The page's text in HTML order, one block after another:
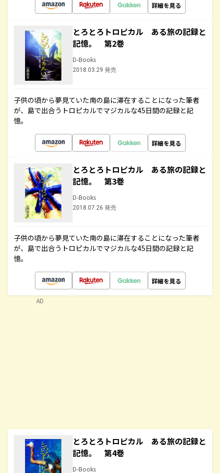
詳細を見る
とろとろトロピカル ある旅の記録と
記憶。 第2巻
D-Books
2018.03.29 発売
子供の頃から夢見ていた南の島に滞在することになった筆者
が、島で出合うトロピカルでマジカルな45日間の記録と記
憶。
詳細を見る
とろとろトロピカル ある旅の記録と
記憶。 第3巻
D-Books
2018.07.26 発売
子供の頃から夢見ていた南の島に滞在することになった筆者
が、島で出合うトロピカルでマジカルな45日間の記録と記
憶。
詳細を見る
とろとろトロピカル ある旅の記録と
記憶。 第4巻
D-Books
AD